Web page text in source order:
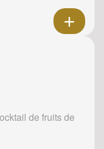
de fruits de